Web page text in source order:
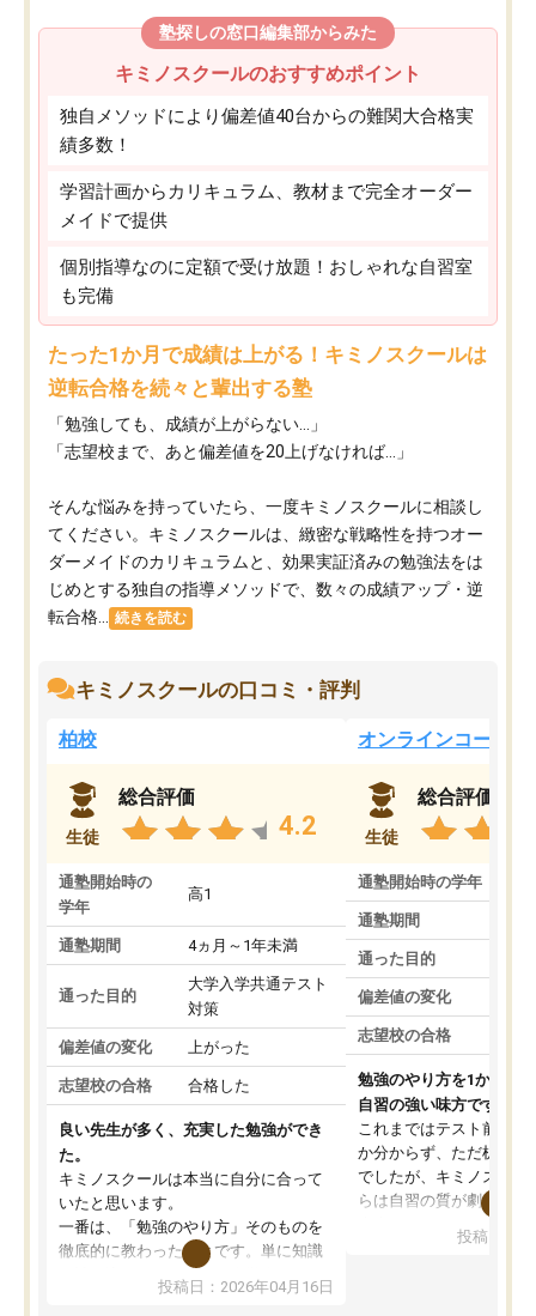
塾探しの窓口編集部からみた
キミノスクールのおすすめポイント
独自メソッドにより偏差値40台からの難関大合格実
績多数！
学習計画からカリキュラム、教材まで完全オーダー
メイドで提供
個別指導なのに定額で受け放題！おしゃれな自習室
も完備
たった1か月で成績は上がる！キミノスクールは
逆転合格を続々と輩出する塾
「勉強しても、成績が上がらない…」
「志望校まで、あと偏差値を20上げなければ…」
そんな悩みを持っていたら、一度キミノスクールに相談し
てください。キミノスクールは、緻密な戦略性を持つオー
ダーメイドのカリキュラムと、効果実証済みの勉強法をは
じめとする独自の指導メソッドで、数々の成績アップ・逆
転合格...
続きを読む
キミノスクールの口コミ・評判
柏校
生徒
総合評価
4.2
通塾開始時の
学年
高1
通塾期間 4ヵ月～1年未満
通った目的
大学入学共通テスト
対策
偏差値の変化 上がった
志望校の合格 合格した
良い先生が多く、充実した勉強ができ
た。
キミノスクールは本当に自分に合って
いたと思います。
一番は、「勉強のやり方」そのものを
徹底的に教わったことです。単に知識
を詰め込むのではなく、自学自習の習
慣が身につくよう並走してくれるの
投稿日：2026年04月16日
オンラインコース
生徒
総合評価
通塾開始時の学年
通塾期間
通った目的
偏差値の変化
志望校の合格
勉強のやり方を1から教
自習の強い味方です。
これまではテスト前に何
か分からず、ただ机に座
でしたが、キミノスクー
らは自習の質が劇的に変
を明確にしてくれるの
投稿日：